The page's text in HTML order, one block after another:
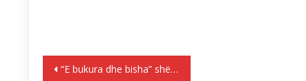
Lëvizje
“E bukura dhe bisha” shënon rekord, hyn në listën e filmave miliarderë